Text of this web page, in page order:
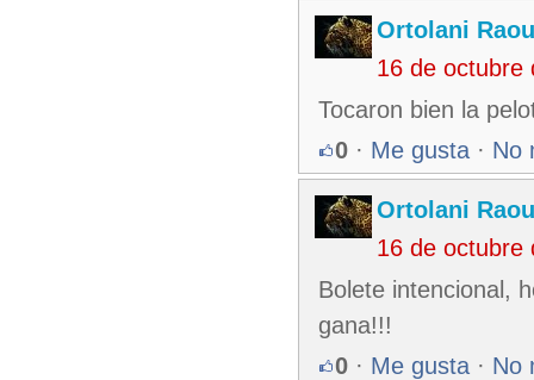
Ortolani
16 de octubre
Tocaron bien la
0 · Me gusta · No
Ortolani
16 de octubre
Bolete intencional,
gana!!!
0 · Me gusta · No